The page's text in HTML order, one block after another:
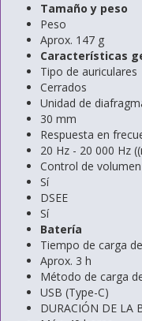
Tamaño y peso
Peso
Aprox. 147 g
Características
Tipo de auriculares
Cerrados
Unidad de
30 mm
Respuesta en
20 Hz - 20 000 Hz
Control de volumen
Sí
DSEE
Sí
Batería
Tiempo de carga
Aprox. 3 h
Método de carga
USB (Type-C)
DURACIÓN DE LA